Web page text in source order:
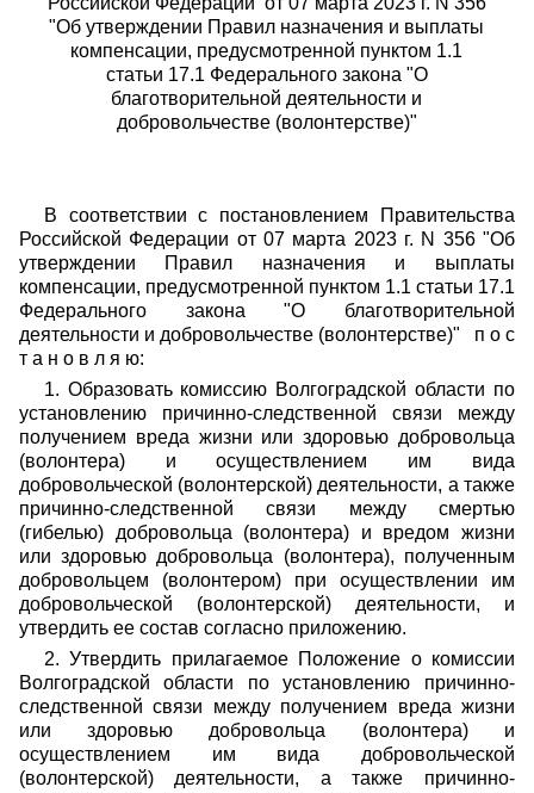
"Об утверждении Правил назначения и выплаты
компенсации, предусмотренной пунктом 1.1
статьи 17.1 Федерального закона "О
благотворительной деятельности и
добровольчестве (волонтерстве)"
В соответствии с постановлением Правительства
Российской Федерации от 07 марта 2023 г. N 356"Об
утверждении Правил назначения и выплаты
компенсации, предусмотренной пунктом 1.1 статьи 17.1
Федерального закона"О благотворительной
деятельности и добровольчестве (волонтерстве)"
п о с
т а н о в л я ю:
1. Образовать комиссию Волгоградской области по
установлению причинно-следственной связи между
получением вреда жизни или здоровью добровольца
(волонтера) и осуществлением им вида
добровольческой (волонтерской) деятельности, а также
причинно-следственной связи между смертью
(гибелью) добровольца (волонтера) и вредом жизни
или здоровью добровольца (волонтера), полученным
добровольцем (волонтером) при осуществлении им
добровольческой (волонтерской) деятельности, и
утвердить ее состав согласно приложению.
2. Утвердить прилагаемое Положение о комиссии
Волгоградской области по установлению причинно-
следственной связи между получением вреда жизни
или здоровью добровольца (волонтера) и
осуществлением им вида добровольческой
(волонтерской) деятельности, а также причинно-